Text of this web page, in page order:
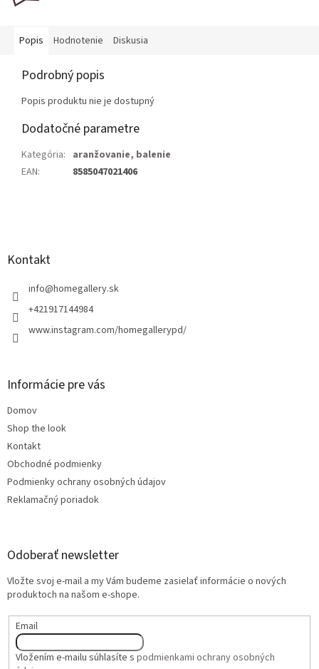
Popis Hodnotenie Diskusia
Podrobný popis
Popis produktu nie je dostupný
Dodatočné parametre
Kategória: aranžovanie, balenie
EAN: 8585047021406
Kontakt
info@homegallery.sk
+421917144984
www.instagram.com/homegallerypd/
Informácie pre vás
Domov
Shop the look
Kontakt
Obchodné podmienky
Podmienky ochrany osobných údajov
Reklamačný poriadok
Odoberať newsletter
Vložte svoj e-mail a my Vám budeme zasielať informácie o nových
produktoch na našom e-shope.
Email
Vložením e-mailu súhlasíte s podmienkami ochrany osobných